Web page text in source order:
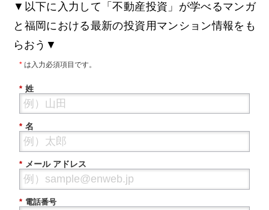
▼以下に入力して「不動産投資」が学べるマンガ
と福岡における最新の投資用マンション情報をも
らおう▼
*は入力必須項目です。
* 姓
* 名
* メール アドレス
* 電話番号